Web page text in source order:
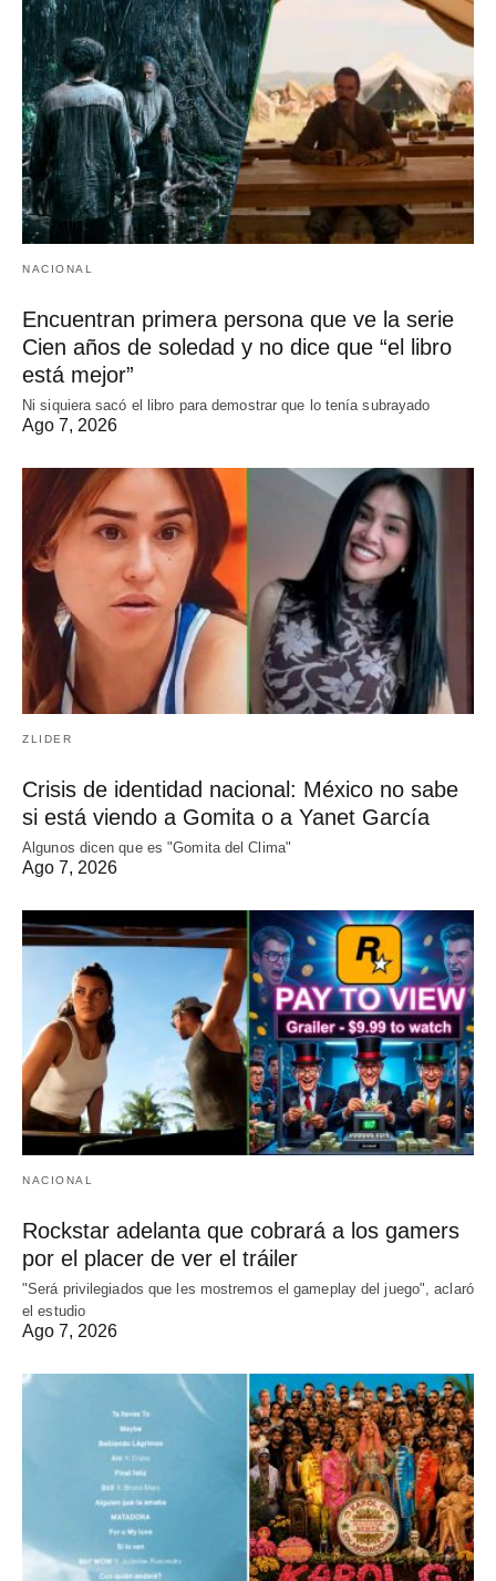
NACIONAL
Encuentran primera persona que ve la serie
Cien años de soledad y no dice que “el libro
está mejor”
Ni siquiera sacó el libro para demostrar que lo tenía subrayado
Ago 7, 2026
ZLIDER
Crisis de identidad nacional: México no sabe
si está viendo a Gomita o a Yanet García
Algunos dicen que es "Gomita del Clima"
Ago 7, 2026
NACIONAL
Rockstar adelanta que cobrará a los gamers
por el placer de ver el tráiler
"Será privilegiados que les mostremos el gameplay del juego", aclaró
el estudio
Ago 7, 2026